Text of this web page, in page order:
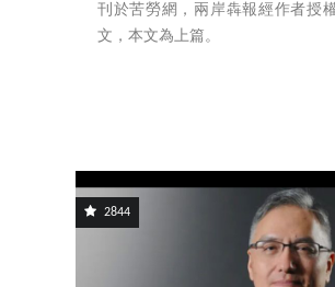
刊於苦勞網，兩岸犇報經作者授
文，本文為上篇。
2844